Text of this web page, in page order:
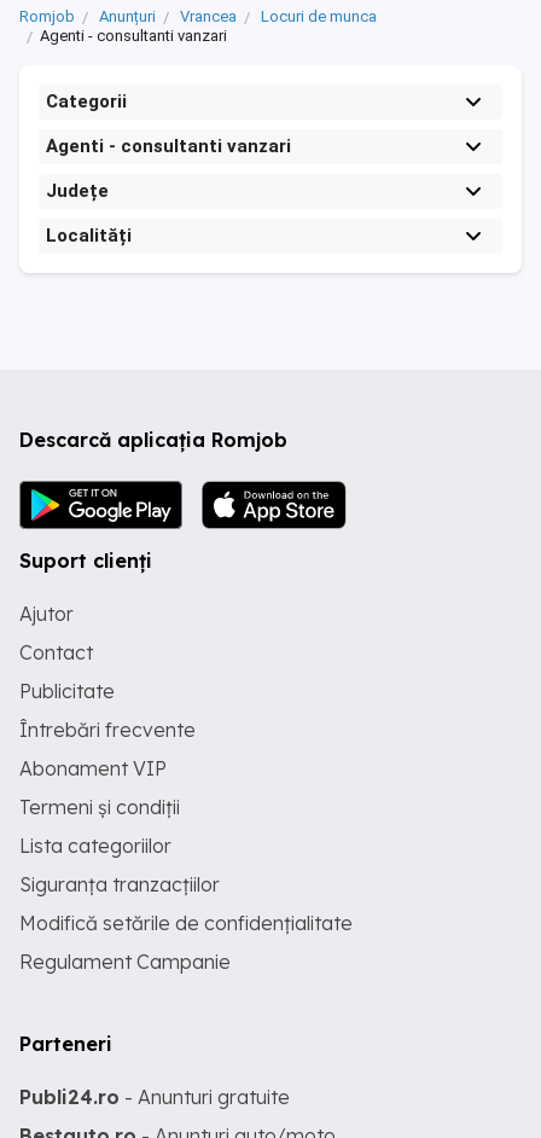
Romjob Anunțuri Vrancea
Locuri de munca
Agenti - consultanti vanzari
Categorii
Agenti - consultanti vanzari
Județe
Localități
Descarcă aplicația Romjob
Suport clienți
Ajutor
Contact
Publicitate
Întrebări frecvente
Abonament VIP
Termeni și condiții
Lista categoriilor
Siguranța tranzacțiilor
Modifică setările de confidențialitate
Regulament Campanie
Parteneri
Publi24.ro - Anunturi gratuite